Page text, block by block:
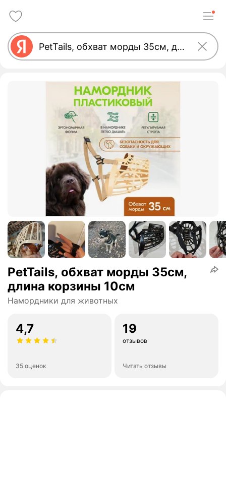
PetTails, обхват морды 35см,
длина корзины 10см
Намордники для животных
4,7
35 оценок
19
отзывов
Читать отзывы